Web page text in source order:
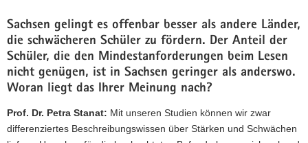
Sachsen gelingt es offenbar besser als andere Länder,
die schwächeren Schüler zu fördern. Der Anteil der
Schüler, die den Mindestanforderungen beim Lesen
nicht genügen, ist in Sachsen geringer als anderswo.
Woran liegt das Ihrer Meinung nach?
Prof. Dr. Petra Stanat: Mit unseren Studien können wir zwar
differenziertes Beschreibungswissen über Stärken und Schwächen